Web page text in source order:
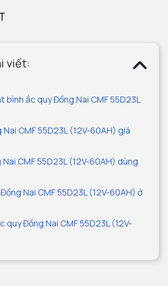
viết:
bình ắc quy Đồng Nai CMF 55D23L
CMF 55D23L (12V-60AH) giá
Nai CMF 55D23L (12V-60AH) dùng
Nai CMF 55D23L (12V-60AH) ở
quy Đồng Nai CMF 55D23L (12V-